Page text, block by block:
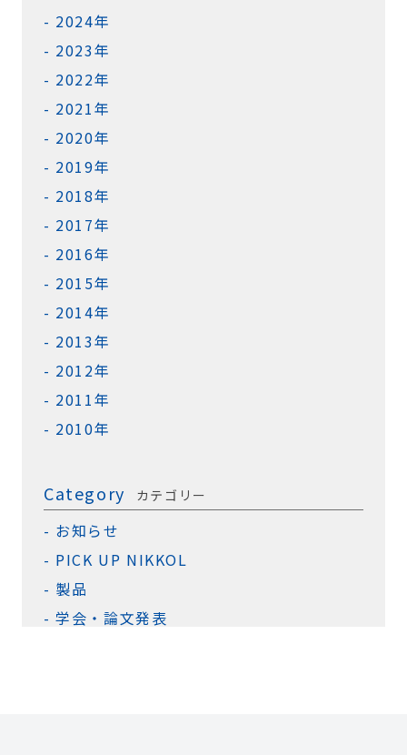
2024年
2023年
2022年
2021年
2020年
2019年
2018年
2017年
2016年
2015年
2014年
2013年
2012年
2011年
2010年
Category カテゴリー
お知らせ
PICK UP NIKKOL
製品
学会・論文発表